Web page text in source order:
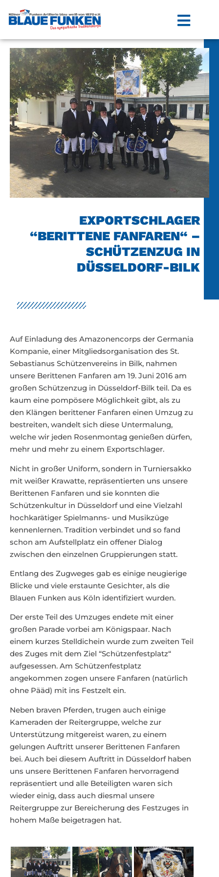
EXPORTSCHLAGER
“BERITTENE FANFAREN“ –
SCHÜTZENZUG IN
DÜSSELDORF-BILK
Auf Einladung des Amazonencorps der Germania
Kompanie, einer Mitgliedsorganisation des St.
Sebastianus Schützenvereins in Bilk, nahmen
unsere Berittenen Fanfaren am 19. Juni 2016 am
großen Schützenzug in Düsseldorf-Bilk teil. Da es
kaum eine pompösere Möglichkeit gibt, als zu
den Klängen berittener Fanfaren einen Umzug zu
bestreiten, wandelt sich diese Untermalung,
welche wir jeden Rosenmontag genießen dürfen,
mehr und mehr zu einem Exportschlager.
Nicht in großer Uniform, sondern in Turniersakko
mit weißer Krawatte, repräsentierten uns unsere
Berittenen Fanfaren und sie konnten die
Schützenkultur in Düsseldorf und eine Vielzahl
hochkarätiger Spielmanns- und Musikzüge
kennenlernen. Tradition verbindet und so fand
schon am Aufstellplatz ein offener Dialog
zwischen den einzelnen Gruppierungen statt.
Entlang des Zugweges gab es einige neugierige
Blicke und viele erstaunte Gesichter, als die
Blauen Funken aus Köln identifiziert wurden.
Der erste Teil des Umzuges endete mit einer
großen Parade vorbei am Königspaar. Nach
einem kurzes Stelldichein wurde zum zweiten Teil
des Zuges mit dem Ziel “Schützenfestplatz“
aufgesessen. Am Schützenfestplatz
angekommen zogen unsere Fanfaren (natürlich
ohne Pääd) mit ins Festzelt ein.
Neben braven Pferden, trugen auch einige
Kameraden der Reitergruppe, welche zur
Unterstützung mitgereist waren, zu einem
gelungen Auftritt unserer Berittenen Fanfaren
bei. Auch bei diesem Auftritt in Düsseldorf haben
uns unsere Berittenen Fanfaren hervorragend
repräsentiert und alle Beteiligten waren sich
wieder einig, dass auch diesmal unsere
Reitergruppe zur Bereicherung des Festzuges in
hohem Maße beigetragen hat.